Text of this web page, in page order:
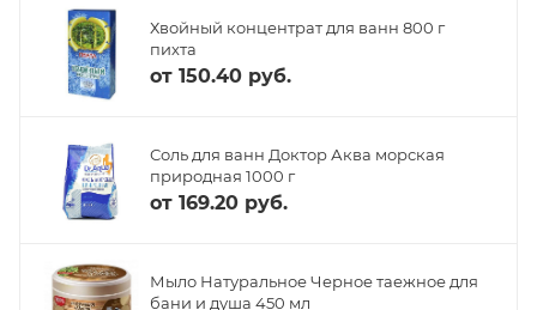
Хвойный концентрат для ванн 800 г
пихта
от 150.40 руб.
Соль для ванн Доктор Аква морская
природная 1000 г
от 169.20 руб.
Мыло Натуральное Черное таежное для
бани и душа 450 мл